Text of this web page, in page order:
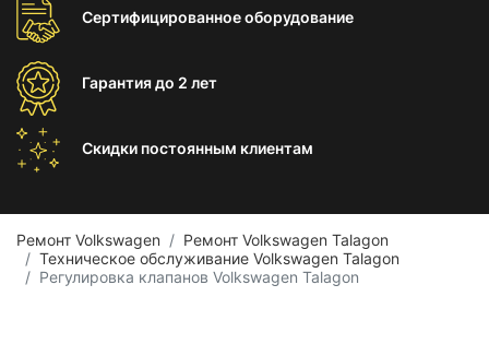
Сертифицированноеоборудование
Гарантиядо 2 лет
Скидки постоянным клиентам
Ремонт Volkswagen
Ремонт Volkswagen Talagon
Техническое обслуживание Volkswagen Talagon
Регулировка клапанов Volkswagen Talagon